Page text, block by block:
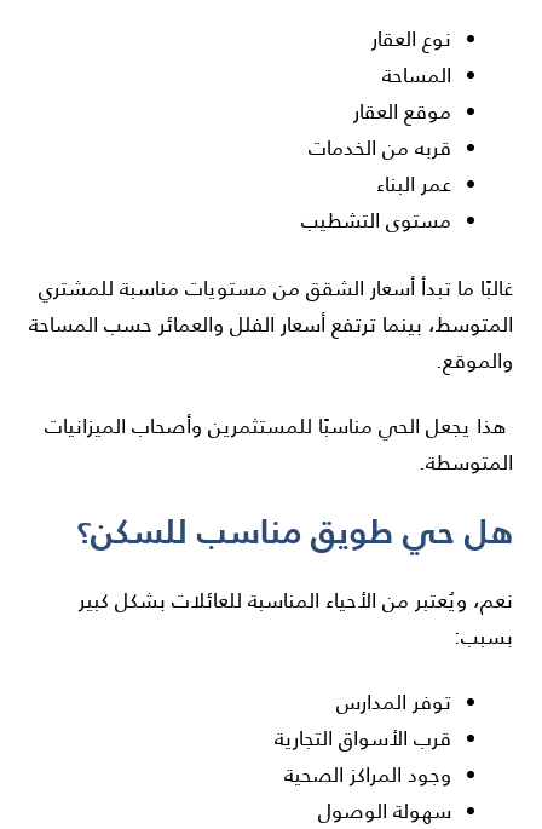
نوع العقار
المساحة
موقع العقار
قربه من الخدمات
عمر البناء
مستوى التشطيب
غالبًا ما تبدأ أسعار الشقق من مستويات مناسبة للمشتري
المتوسط، بينما ترتفع أسعار الفلل والعمائر حسب المساحة
والموقع.
هذا يجعل الحي مناسبًا للمستثمرين وأصحاب الميزانيات
المتوسطة.
هل حي طويق مناسب للسكن؟
نعم، ويُعتبر من الأحياء المناسبة للعائلات بشكل كبير
بسبب:
توفر المدارس
قرب الأسواق التجارية
وجود المراكز الصحية
سهولة الوصول